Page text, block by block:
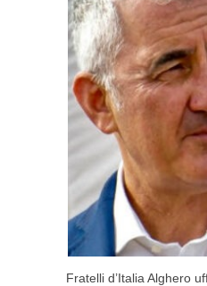
Fratelli d’Italia Alghero